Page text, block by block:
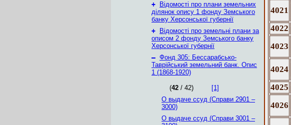
+
Відомості про плани земельних
ділянок опису 1 фонду Земського
банку Херсонської губернії
+
Відомості про земельні плани за
описом 2 фонду Земського банку
Херсонської губернії
– Фонд 305: Бессарабсько-
Таврійський земельний банк. Опис
1 (1868-1920)
(42 / 42)
[1]
О выдаче ссуд (Справи 2901 –
3000)
О выдаче ссуд (Справи 3001 –
4021
4022
4023
4024
4025
4026